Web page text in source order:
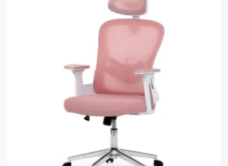
Wyprawka